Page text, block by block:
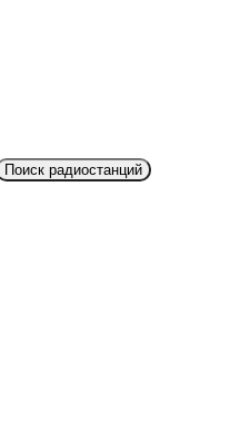
Поиск радиостанций